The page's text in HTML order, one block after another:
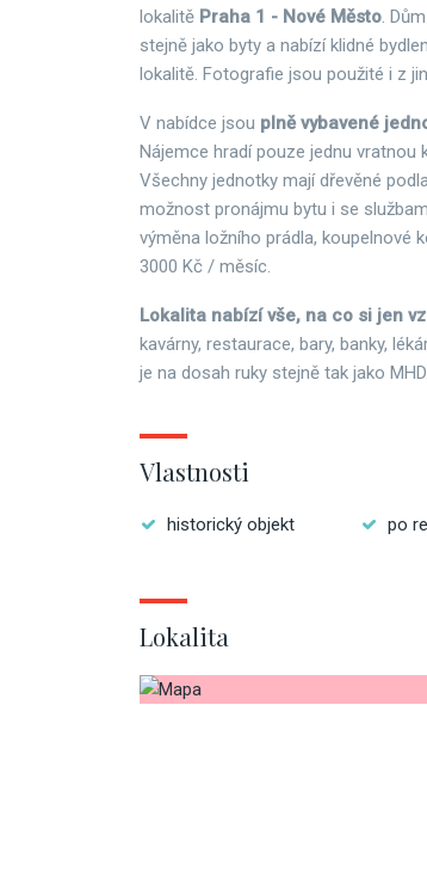
lokalitě Praha 1 - Nové Město.
stejně jako byty a nabízí klidné
lokalitě. Fotografie jsou použité i z
V nabídce jsou plně vybavené
Nájemce hradí pouze jednu vratnou
Všechny jednotky mají dřevěné
možnost pronájmu bytu i se
výměna ložního prádla, koupelnové
3000 Kč / měsíc.
Lokalita nabízí vše, na co si jen
kavárny, restaurace, bary, banky,
je na dosah ruky stejně tak jako MHD.
Vlastnosti
historický objekt po
Lokalita